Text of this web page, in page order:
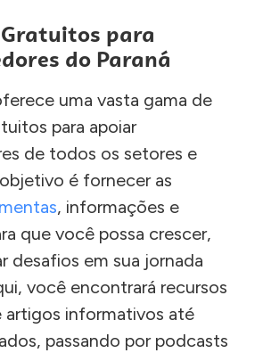
para
do Paraná
uma vasta gama de
para apoiar
de todos os setores e
é fornecer as
, informações e
que você possa crescer,
desafios em sua jornada
você encontrará recursos
artigos informativos até
passando por podcasts